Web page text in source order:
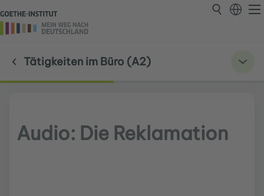
Tätigkeiten im Büro (A2)
Audio: Die Reklamation